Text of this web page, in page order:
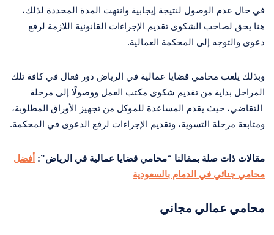
في حال عدم الوصول لنتيجة إيجابية وانتهت المدة المحددة لذلك،
هنا يحق لصاحب الشكوى تقديم الإجراءات القانونية اللازمة لرفع
دعوى والتوجه إلى المحكمة العمالية.
وبذلك يلعب محامي قضايا عمالية في الرياض دور فعال في كافة تلك
المراحل بداية من تقديم شكوى مكتب العمل ووصولًا إلى مرحلة
التقاضي، حيث يقدم المساعدة للموكل من تجهيز الأوراق المطلوبة،
ومتابعة مرحلة التسوية، وتقديم الإجراءات لرفع الدعوى في المحكمة.
مقالات ذات صلة بمقالنا “محامي قضايا عمالية في الرياض”: أفضل
محامي جنائي في الدمام بالسعودية
محامي عمالي مجاني